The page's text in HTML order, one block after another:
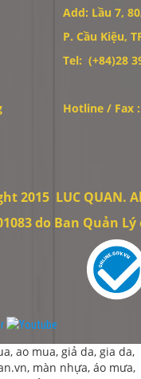
Add: Lầu 7,
P. Cầu Kiệu,
Tel: (+84)28
Hotline / Fax :
2015 LUC QUAN.
do Ban Quản
ao mua, giả da, gia da,
màn nhựa, áo mưa,